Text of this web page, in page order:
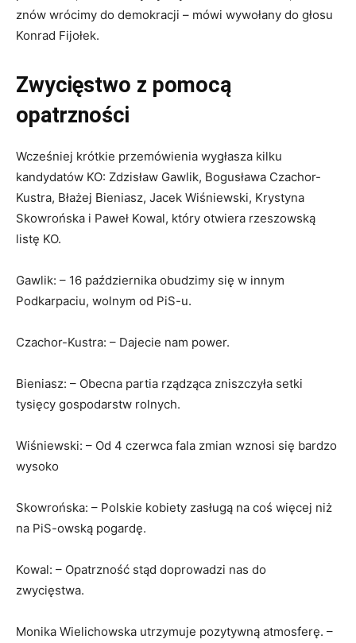
znów wrócimy do demokracji – mówi wywołany do głosu
Konrad Fijołek.
Zwycięstwo z pomocą
opatrzności
Wcześniej krótkie przemówienia wygłasza kilku
kandydatów KO: Zdzisław Gawlik, Bogusława Czachor-
Kustra, Błażej Bieniasz, Jacek Wiśniewski, Krystyna
Skowrońska i Paweł Kowal, który otwiera rzeszowską
listę KO.
Gawlik: – 16 października obudzimy się w innym
Podkarpaciu, wolnym od PiS-u.
Czachor-Kustra: – Dajecie nam power.
Bieniasz: – Obecna partia rządząca zniszczyła setki
tysięcy gospodarstw rolnych.
Wiśniewski: – Od 4 czerwca fala zmian wznosi się bardzo
wysoko
Skowrońska: – Polskie kobiety zasługą na coś więcej niż
na PiS-owską pogardę.
Kowal: – Opatrzność stąd doprowadzi nas do
zwycięstwa.
Monika Wielichowska utrzymuje pozytywną atmosferę. –